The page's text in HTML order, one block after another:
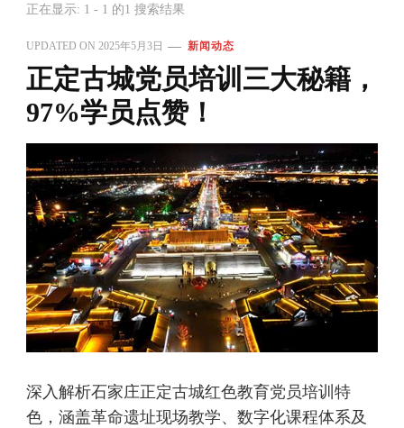
正在显示: 1 - 1 的1 搜索结果
UPDATED ON 2025年5月3日 新闻动态
正定古城党员培训三大秘籍，
97%学员点赞！
深入解析石家庄正定古城红色教育党员培训特
色，涵盖革命遗址现场教学、数字化课程体系及